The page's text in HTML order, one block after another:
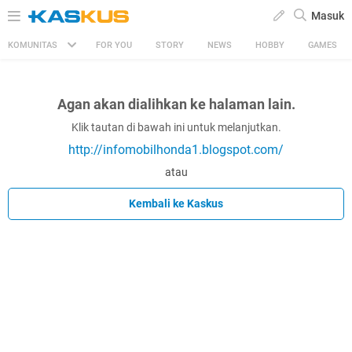
Masuk
KOMUNITAS FOR YOU STORY NEWS HOBBY GAMES
Agan akan dialihkan ke halaman lain.
Klik tautan di bawah ini untuk melanjutkan.
http://infomobilhonda1.blogspot.com/
atau
Kembali ke Kaskus